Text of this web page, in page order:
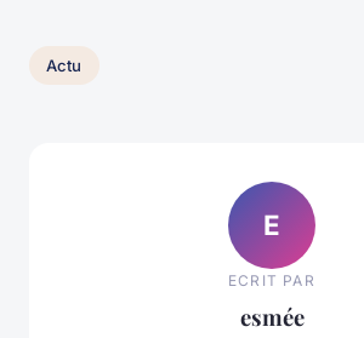
Actu
E
ECRIT PAR
esmée